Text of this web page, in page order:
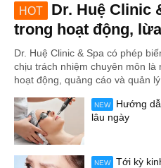
HOT
Dr. Huệ Clinic
trong hoạt động,
Dr. Huệ Clinic & Spa có phép
chịu trách nhiệm chuyên môn
hoạt động, quảng cáo và quản
NEW
Hướng
lâu ngày
NEW
Tới kỳ